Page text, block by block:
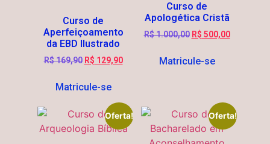
Curso de
Aperfeiçoamento
da EBD Ilustrado
R$169,90 R$ 129,90
Matricule-se
Curso de
Apologética Cristã
R$1.000,00 R$ 500,00
Matricule-se
Oferta! Oferta!